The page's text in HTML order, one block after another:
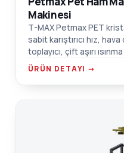
Makinesi
T-MAX Petmax PET
sabit karıştırıcı hız,
toplayıcı, çift aşırı
ÜRÜN DETAYI →